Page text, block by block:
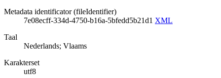
Metadata identificator (fileIdentifier)
7e08ecff-334d-4750-b16a-5bfedd5b21d1 XML
Taal
Nederlands; Vlaams
Karakterset
utf8